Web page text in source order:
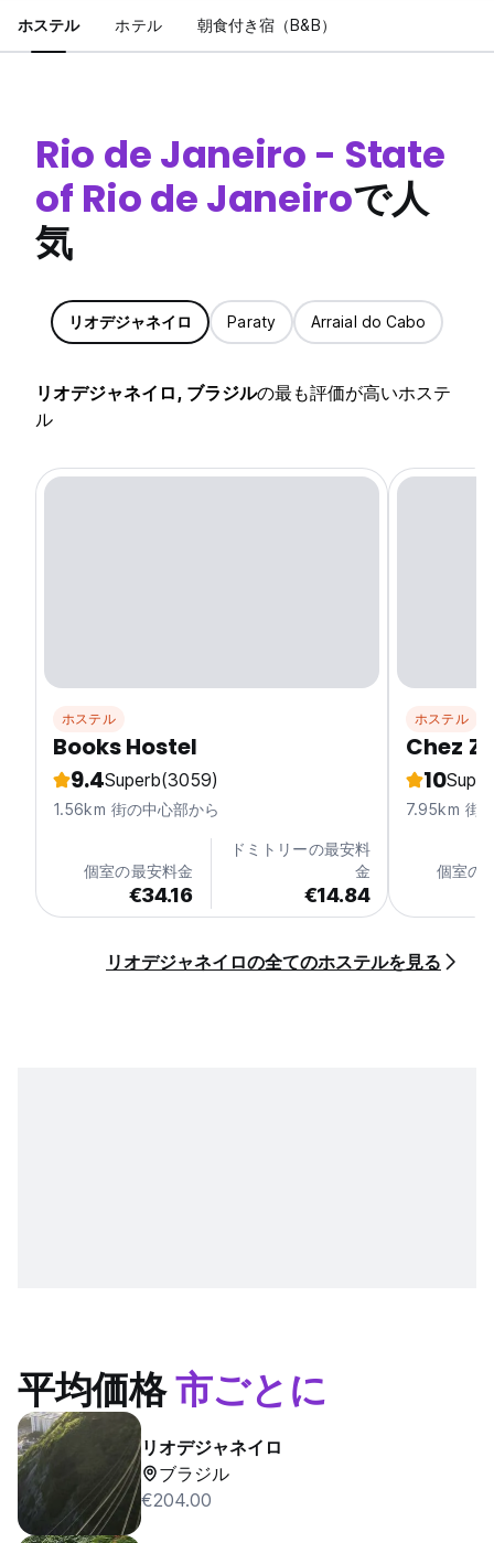
ホステル ホテル 朝食付き宿（B&B）
Rio de Janeiro - State
of Rio de Janeiroで人
気
リオデジャネイロ Paraty Arraial do Cabo
リオデジャネイロ, ブラジルの最も評価が高いホステ
ル
ホステル
Books Hostel
9.4Superb(3059)
1.56km 街の中心部から
個室の最安料金
€34.16
ドミトリーの最安料
金
€14.84
ホステル
Chez
10
7.95km 街
個室の
リオデジャネイロの全てのホステルを見る
平均価格市ごとに
リオデジャネイロ
ブラジル
€204.00